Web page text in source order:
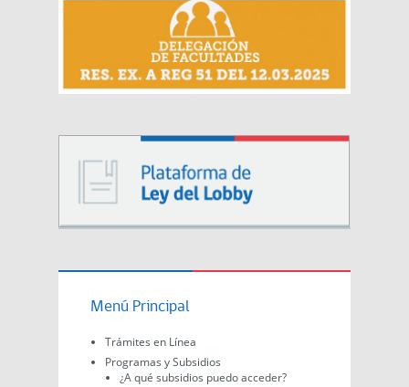
Menú Principal
Trámites en Línea
Programas y Subsidios
¿A qué subsidios puedo acceder?